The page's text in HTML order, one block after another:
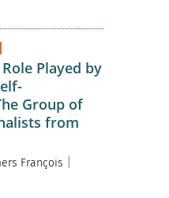
Played by
Group of
from
François